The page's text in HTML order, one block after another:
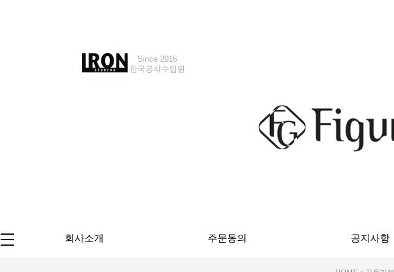
Since 2016
한국공식수입원
Since 2018
한국공식수입원
회사소개 주문동의 공지사항